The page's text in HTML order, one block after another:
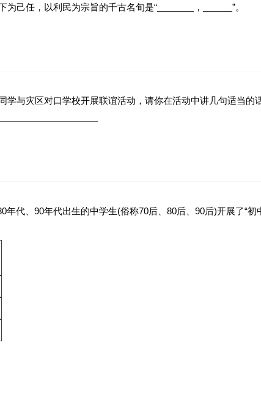
己任，以利民为宗旨的千古名旬是“
， ”。
与灾区对口学校开展联谊活动，请你在活动中讲几句适当的
代、90年代出生的中学生(俗称70后、80后、90后)开展了“